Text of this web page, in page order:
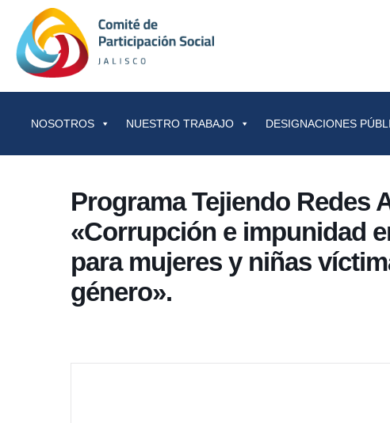
NOSOTROS NUESTRO TRABAJO DESIGNACIONES
Programa Tejiendo Redes
«Corrupción e impunidad
para mujeres y niñas
género».